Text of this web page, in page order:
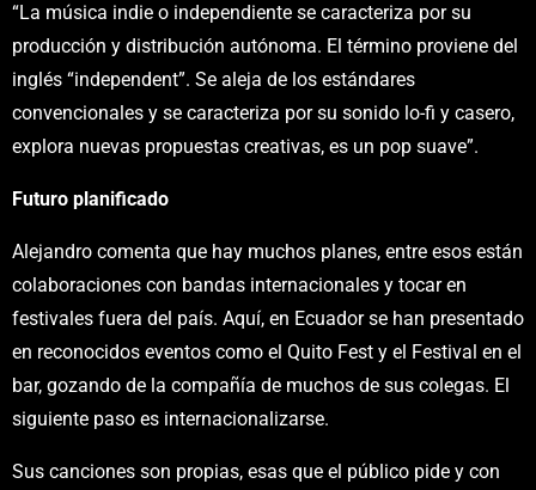
“La música indie o independiente se caracteriza por su
producción y distribución autónoma. El término proviene del
inglés “independent”. Se aleja de los estándares
convencionales y se caracteriza por su sonido lo-fi y casero,
explora nuevas propuestas creativas, es un pop suave”.
Futuro planificado
Alejandro comenta que hay muchos planes, entre esos están
colaboraciones con bandas internacionales y tocar en
festivales fuera del país. Aquí, en Ecuador se han presentado
en reconocidos eventos como el Quito Fest y el Festival en el
bar, gozando de la compañía de muchos de sus colegas. El
siguiente paso es internacionalizarse.
Sus canciones son propias, esas que el público pide y con